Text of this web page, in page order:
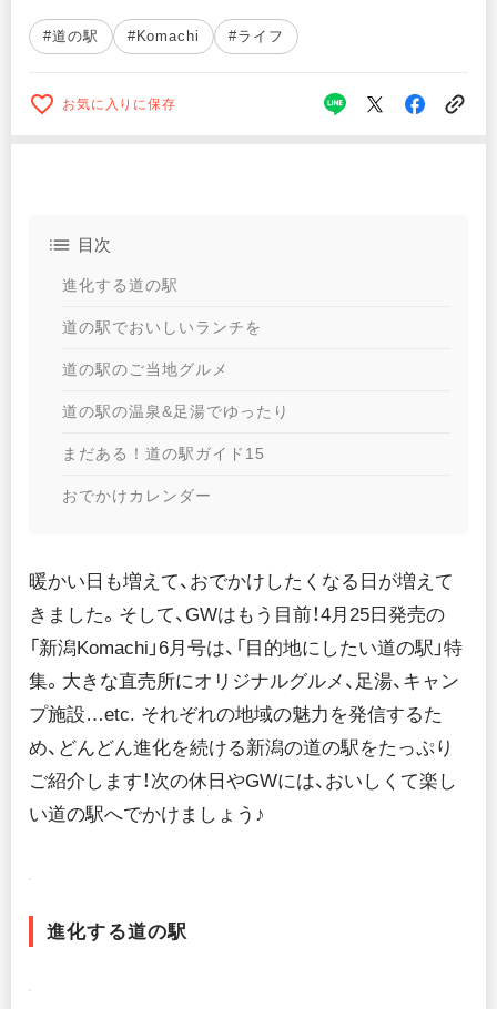
#道の駅 #Komachi #ライフ
お気に入りに保存
目次
進化する道の駅
道の駅でおいしいランチを
道の駅のご当地グルメ
道の駅の温泉&足湯でゆったり
まだある！道の駅ガイド15
おでかけカレンダー
暖かい日も増えて、おでかけしたくなる日が増えて
きました。そして、GWはもう目前！4月25日発売の
「新潟Komachi」6月号は、「目的地にしたい道の駅」特
集。大きな直売所にオリジナルグルメ、足湯、キャン
プ施設…etc. それぞれの地域の魅力を発信するた
め、どんどん進化を続ける新潟の道の駅をたっぷり
ご紹介します！次の休日やGWには、おいしくて楽し
い道の駅へでかけましょう♪
進化する道の駅